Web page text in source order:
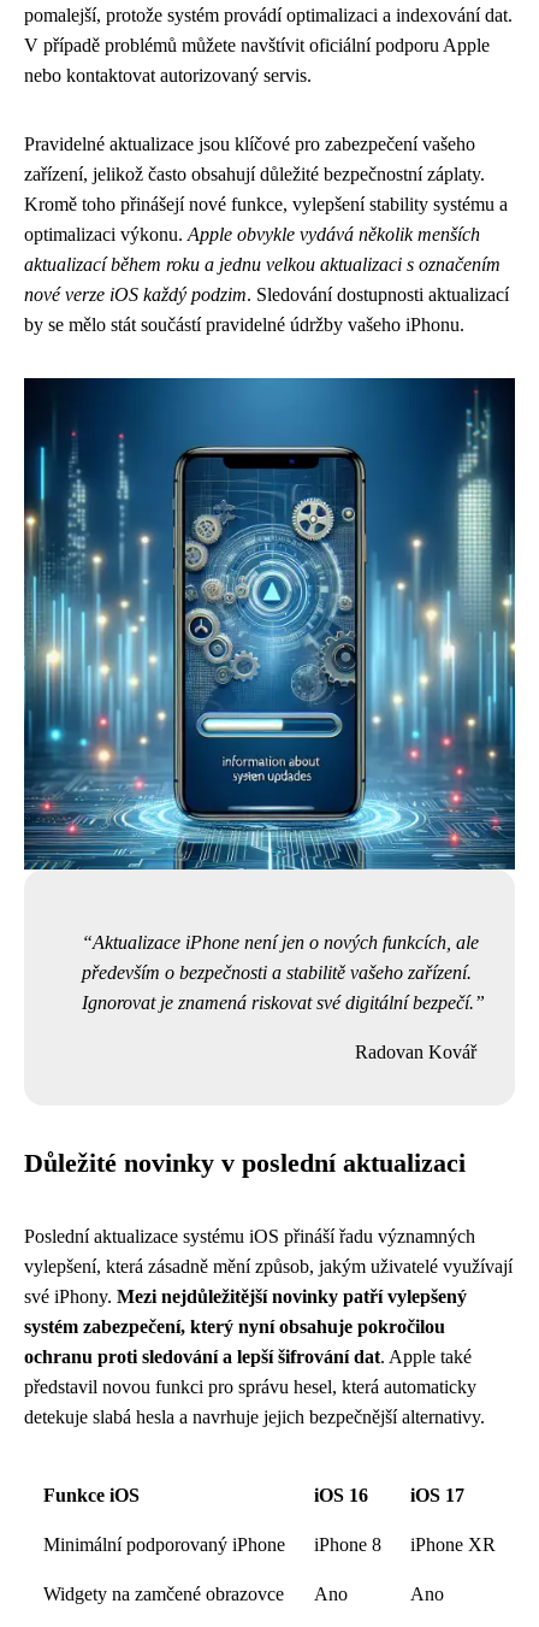
pomalejší, protože systém provádí optimalizaci a indexování dat.
V případě problémů můžete navštívit oficiální podporu Apple
nebo kontaktovat autorizovaný servis.
Pravidelné aktualizace jsou klíčové pro zabezpečení vašeho
zařízení, jelikož často obsahují důležité bezpečnostní záplaty.
Kromě toho přinášejí nové funkce, vylepšení stability systému a
optimalizaci výkonu. Apple obvykle vydává několik menších
aktualizací během roku a jednu velkou aktualizaci s označením
nové verze iOS každý podzim. Sledování dostupnosti aktualizací
by se mělo stát součástí pravidelné údržby vašeho iPhonu.
Aktualizace iPhone není jen o nových funkcích, ale
především o bezpečnosti a stabilitě vašeho zařízení.
Ignorovat je znamená riskovat své digitální bezpečí.
Radovan Kovář
Důležité novinky v poslední aktualizaci
Poslední aktualizace systému iOS přináší řadu významných
vylepšení, která zásadně mění způsob, jakým uživatelé využívají
své iPhony. Mezi nejdůležitější novinky patří vylepšený
systém zabezpečení, který nyní obsahuje pokročilou
ochranu proti sledování a lepší šifrování dat. Apple také
představil novou funkci pro správu hesel, která automaticky
detekuje slabá hesla a navrhuje jejich bezpečnější alternativy.
Funkce iOS iOS 16 iOS 17
Minimální podporovaný iPhone iPhone 8 iPhone XR
Widgety na zamčené obrazovce Ano Ano